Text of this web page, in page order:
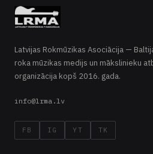
Latvijas Rokmūzikas Asociācija —
roka mūzikas medijs un mākslinieku
organizācija kopš 2016. gada.
info@lrma.lv
FB IG YT TK